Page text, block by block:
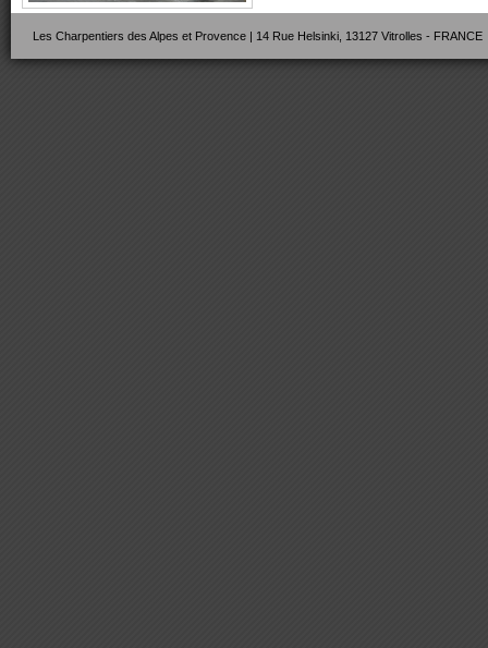
Les Charpentiers des Alpes et Provence | 14 Rue Helsinki, 13127 Vitrolles - FRANCE